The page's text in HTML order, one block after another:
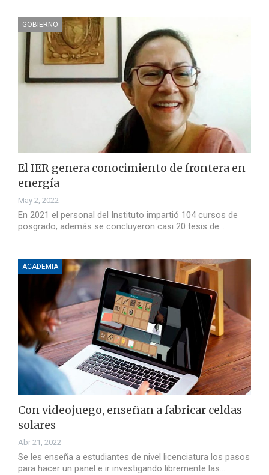
GOBIERNO
El IER genera conocimiento de frontera en
energía
May 2, 2022
En 2021 el personal del Instituto impartió 104 cursos de
posgrado; además se concluyeron casi 20 tesis de…
ACADEMIA
Con videojuego, enseñan a fabricar celdas
solares
Abr 21, 2022
Se les enseña a estudiantes de nivel licenciatura los pasos
para hacer un panel e ir investigando libremente las…